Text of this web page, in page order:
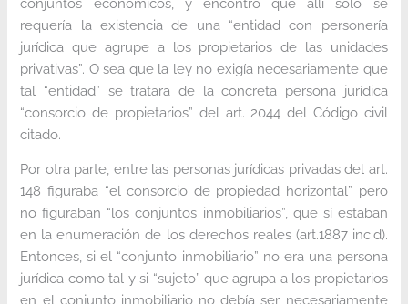
requería la existencia de una “entidad con personería
jurídica que agrupe a los propietarios de las unidades
privativas”. O sea que la ley no exigía necesariamente que
tal “entidad” se tratara de la concreta persona jurídica
“consorcio de propietarios” del art. 2044 del Código civil
citado.
Por otra parte, entre las personas jurídicas privadas del art.
148 figuraba “el consorcio de propiedad horizontal” pero
no figuraban “los conjuntos inmobiliarios”, que sí estaban
en la enumeración de los derechos reales (art.1887 inc.d).
Entonces, si el “conjunto inmobiliario” no era una persona
jurídica como tal y si “sujeto” que agrupa a los propietarios
en el conjunto inmobiliario no debía ser necesariamente